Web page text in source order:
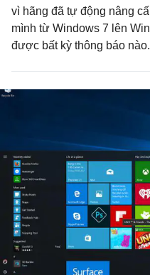
vì hãng đã tự động nâng
mình từ Windows 7 lên
được bất kỳ thông báo nào.